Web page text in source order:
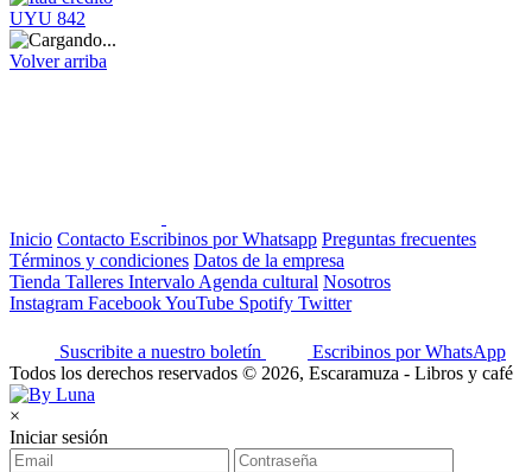
UYU 842
Volver arriba
Inicio Contacto Escribinos por Whatsapp Preguntas frecuentes
Términos y condiciones Datos de la empresa
Tienda Talleres Intervalo Agenda cultural Nosotros
Instagram FacebookYouTube Spotify Twitter
Suscribite a nuestro boletín
Escribinos por WhatsApp
Todos los derechos reservados © 2026, Escaramuza - Libros y café
×
Iniciar sesión